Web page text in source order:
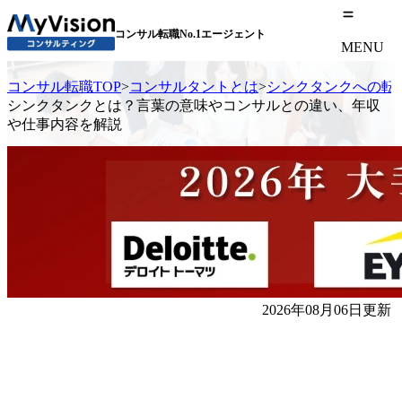
コンサル転職No.1エージェント
MENU
コンサル転職TOP>コンサルタントとは>シンクタンクへの転
シンクタンクとは？言葉の意味やコンサルとの違い、年収
や仕事内容を解説
2026年08月06日更新